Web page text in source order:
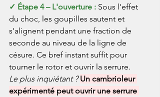
✓ Étape 4 – L'ouverture : Sous l'effet
du choc, les goupilles sautent et
s'alignent pendant une fraction de
seconde au niveau de la ligne de
césure. Ce bref instant suffit pour
tourner le rotor et ouvrir la serrure.
Le plus inquiétant ? Un cambrioleur
expérimenté peut ouvrir une serrure